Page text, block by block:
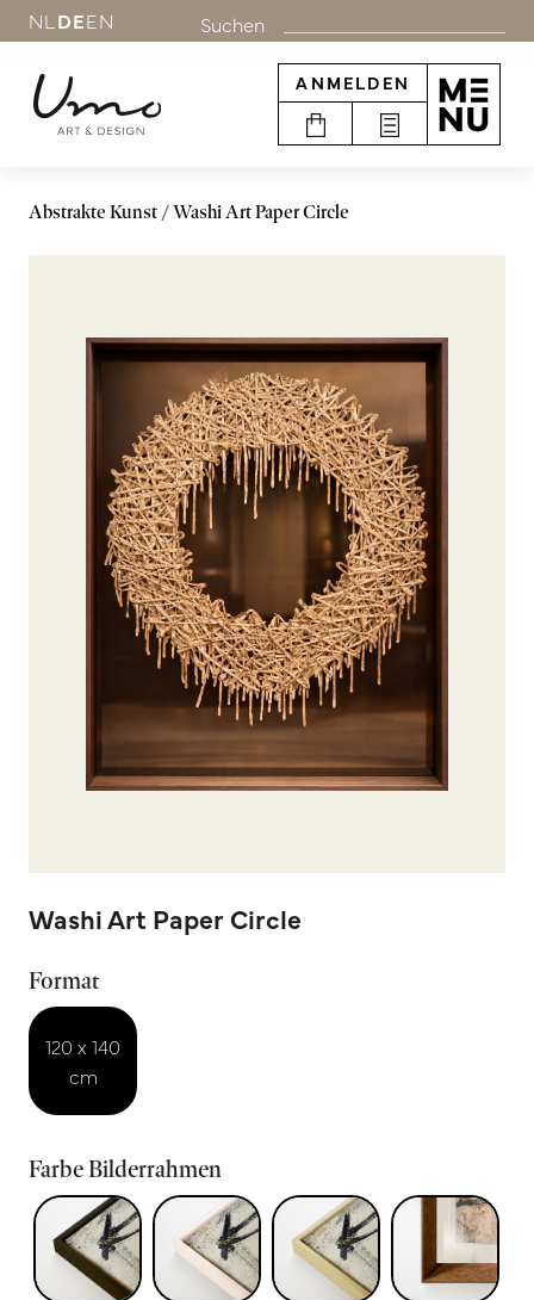
NL DEEN Suchen
ANMELDEN
Abstrakte Kunst Washi Art Paper Circle
Washi Art Paper Circle
Format
120 x 140
cm
Farbe Bilderrahmen